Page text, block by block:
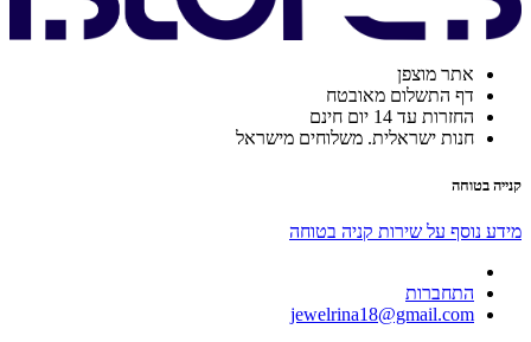
אתר מוצפן
דף התשלום מאובטח
החזרות עד 14 יום חינם
חנות ישראלית. משלוחים מישראל
קנייה בטוחה
מידע נוסף על שירות קניה בטוחה
התחברות
jewelrina18@gmail.com